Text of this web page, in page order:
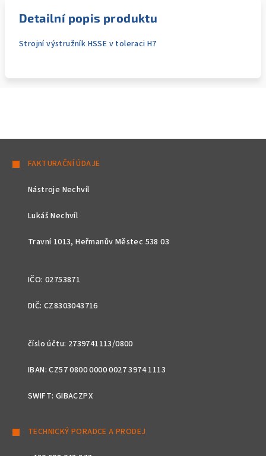
Detailní popis produktu
Strojní výstružník HSSE v toleraci H7
FAKTURAČNÍ ÚDAJE
Nástroje Nechvíl
Lukáš Nechvíl
Travní 1013, Heřmanův Městec 538 03
IČO: 02753871
DIČ: CZ8303043716
číslo účtu: 2739741113/0800
IBAN: CZ57 0800 0000 0027 3974 1113
SWIFT: GIBACZPX
TECHNICKÝ PORADCE A PRODEJ